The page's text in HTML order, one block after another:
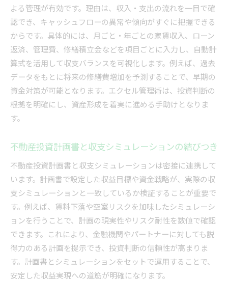
よる管理が有効です。理由は、収入・支出の流れを一目で確
認でき、キャッシュフローの異常や傾向がすぐに把握できる
からです。具体的には、月ごと・年ごとの家賃収入、ローン
返済、管理費、修繕積立金などを項目ごとに入力し、自動計
算式を活用して収支バランスを可視化します。例えば、過去
データをもとに将来の修繕費増加を予測することで、早期の
資金対策が可能となります。エクセル管理術は、投資判断の
根拠を明確にし、資産形成を着実に進める手助けとなりま
す。
不動産投資計画書と収支シミュレーションの結びつき
不動産投資計画書と収支シミュレーションは密接に連携して
います。計画書で設定した収益目標や資金戦略が、実際の収
支シミュレーションと一致しているか検証することが重要で
す。例えば、賃料下落や空室リスクを加味したシミュレーシ
ョンを行うことで、計画の現実性やリスク耐性を数値で確認
できます。これにより、金融機関やパートナーに対しても説
得力のある計画を提示でき、投資判断の信頼性が高まりま
す。計画書とシミュレーションをセットで運用することで、
安定した収益実現への道筋が明確になります。